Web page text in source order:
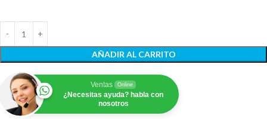
AÑADIR AL CARRITO
Ventas Online
¿Necesitas ayuda? habla con
nosotros